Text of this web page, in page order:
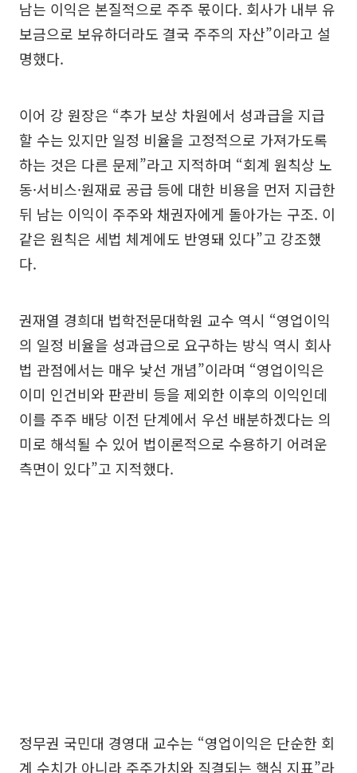
남는 이익은 본질적으로 주주 몫이다. 회사가 내부 유
보금으로 보유하더라도 결국 주주의 자산”이라고 설
명했다.
이어 강 원장은 “추가 보상 차원에서 성과급을 지급
할 수는 있지만 일정 비율을 고정적으로 가져가도록
하는 것은 다른 문제”라고 지적하며 “회계 원칙상 노
동·서비스·원재료 공급 등에 대한 비용을 먼저 지급한
뒤 남는 이익이 주주와 채권자에게 돌아가는 구조. 이
같은 원칙은 세법 체계에도 반영돼 있다”고 강조했
다.
권재열 경희대 법학전문대학원 교수 역시 “영업이익
의 일정 비율을 성과급으로 요구하는 방식 역시 회사
법 관점에서는 매우 낯선 개념”이라며 “영업이익은
이미 인건비와 판관비 등을 제외한 이후의 이익인데
이를 주주 배당 이전 단계에서 우선 배분하겠다는 의
미로 해석될 수 있어 법이론적으로 수용하기 어려운
측면이 있다”고 지적했다.
정무권 국민대 경영대 교수는 “영업이익은 단순한 회
계 수치가 아니라 주주가치와 직결되는 핵심 지표”라